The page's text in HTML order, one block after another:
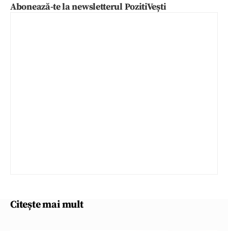
Abonează-te la newsletterul PozitiVești
Citește mai mult